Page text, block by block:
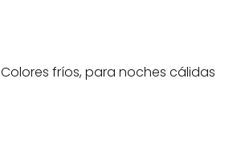
Colores fríos, para noches cálidas